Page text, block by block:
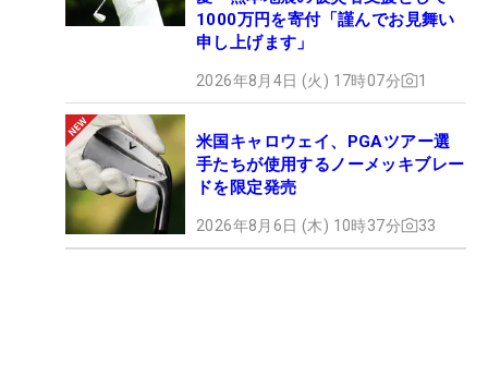
1000万円を寄付「謹んでお見舞い
申し上げます」
2026年8月4日 (火) 17時07分 1
米国キャロウェイ、PGAツアー選
手たちが使用するノーメッキブレー
ドを限定発売
2026年8月6日 (木) 10時37分 33